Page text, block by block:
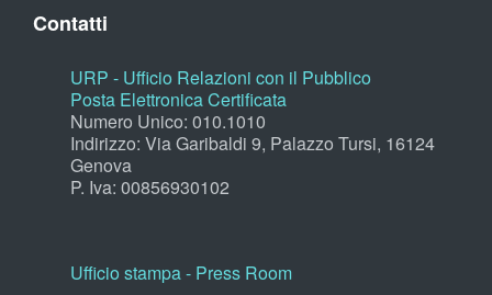
Contatti
URP - Ufficio Relazioni con il Pubblico
Posta Elettronica Certificata
Numero Unico: 010.1010
Indirizzo: Via Garibaldi 9, Palazzo Tursi, 16124
Genova
P. Iva: 00856930102
Ufficio stampa - Press Room